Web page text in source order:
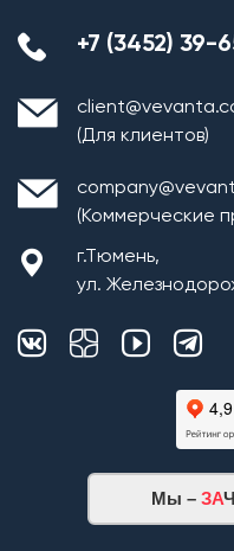
+7 (3452) 39-
(Для клиентов)
(Коммерческие
г.Тюмень,
ул.
Мы – ЗА